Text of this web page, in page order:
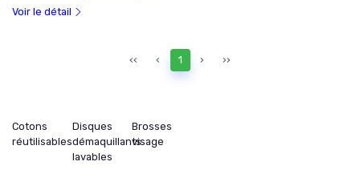
Voir le détail
‹‹ ‹ 1 › ››
Cotons
réutilisables
Disques
démaquillants
lavables
Brosses
visage